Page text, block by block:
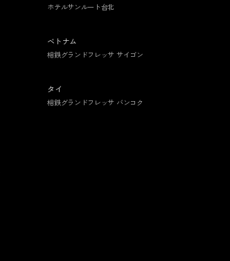
ホテルサンルート台北
ベトナム
相鉄グランドフレッサ サイゴン
タイ
相鉄グランドフレッサ バンコク